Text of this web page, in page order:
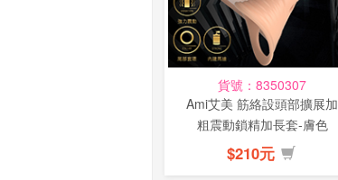
貨號：8350307
Ami艾美 筋絡設頭部擴展加
粗震動鎖精加長套-膚色
$210元